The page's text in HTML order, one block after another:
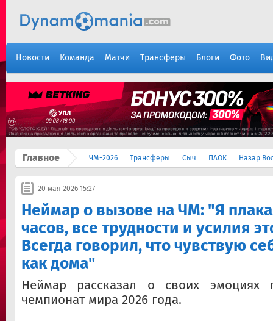
Новости Команда Матчи Трансферы Блоги Фото
Главное ЧМ-2026 Трансферы Сыч ПАОК Назар
20 мая 2026 15:27
Неймар о вызове на ЧМ: "Я
часов, все трудности и усилия
Всегда говорил, что чувствую
как дома"
Неймар рассказал о своих эмоциях
чемпионат мира 2026 года.